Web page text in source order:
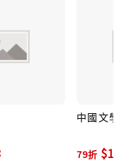
中國文學
79折